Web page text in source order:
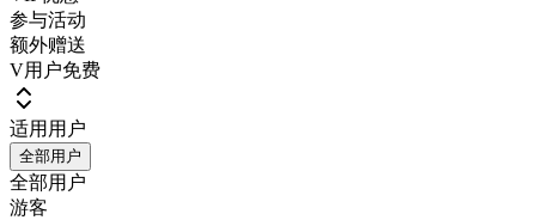
参与活动
额外赠送
V用户免费
适用用户
全部用户
全部用户
游客